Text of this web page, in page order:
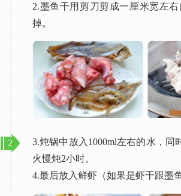
2.墨鱼干用剪刀剪成一厘米宽左
掉。
2
3.炖锅中放入1000ml左右的水，
火慢炖2小时。
4.最后放入鲜虾（如果是虾干跟墨